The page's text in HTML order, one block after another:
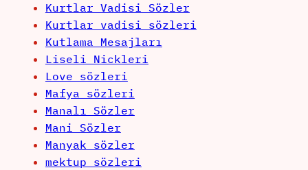
Kurtlar Vadisi Sözler
Kurtlar vadisi sözleri
Kutlama Mesajları
Liseli Nickleri
Love sözleri
Mafya sözleri
Manalı Sözler
Mani Sözler
Manyak sözler
mektup sözleri